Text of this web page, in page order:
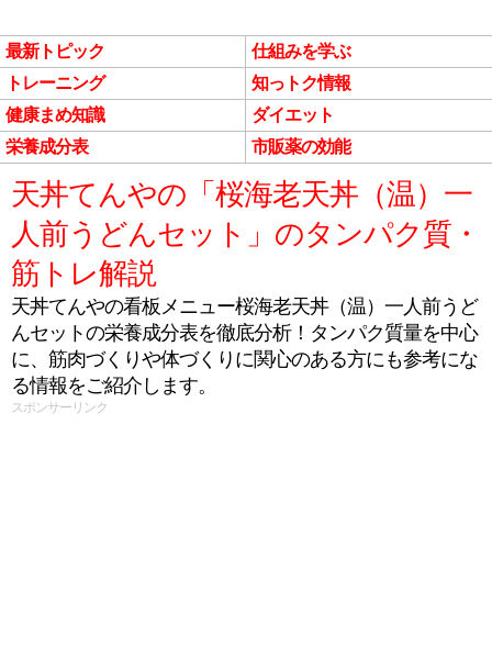
最新トピック
仕組みを学ぶ
トレーニング
知っトク情報
健康まめ知識
ダイエット
栄養成分表
市販薬の効能
天丼てんやの「桜海老天丼（温）一
人前うどんセット」のタンパク質・
筋トレ解説
天丼てんやの看板メニュー桜海老天丼（温）一人前うど
んセットの栄養成分表を徹底分析！タンパク質量を中心
に、筋肉づくりや体づくりに関心のある方にも参考にな
る情報をご紹介します。
スポンサーリンク